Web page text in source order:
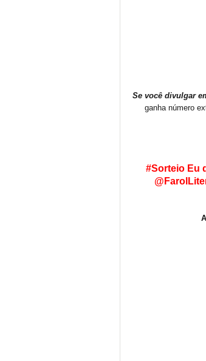
Se você divulgar
ganha número
#Sorteio Eu